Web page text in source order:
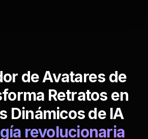
de Avatares de
Retratos en
Dinámicos de IA
revolucionaria